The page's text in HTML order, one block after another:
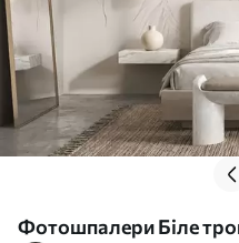
Фотошпалери Біле